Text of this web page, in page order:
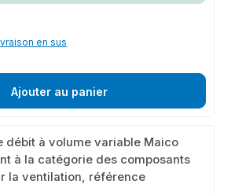
en sus
Ajouter au panier